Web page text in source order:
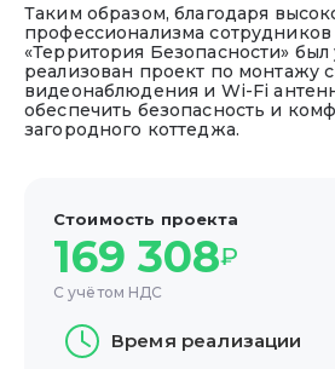
Таким образом, благодаря
профессионализма
«Территория Безопасности»
реализован проект по монтажу
видеонаблюдения и Wi-Fi
обеспечить безопасность и
загородного коттеджа.
Стоимость проекта
169 308₽
С учётом НДС
Время реализации